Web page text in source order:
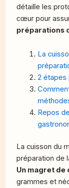
détaille les
cœur pour
préparations
La
2 étapes
Repos
La cuisson du
préparation de
Un magret de
grammes et